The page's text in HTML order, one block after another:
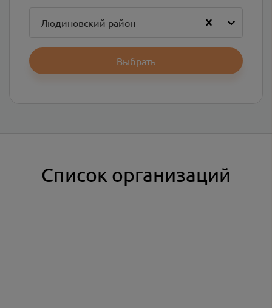
Людиновский район
Выбрать
Список организаций